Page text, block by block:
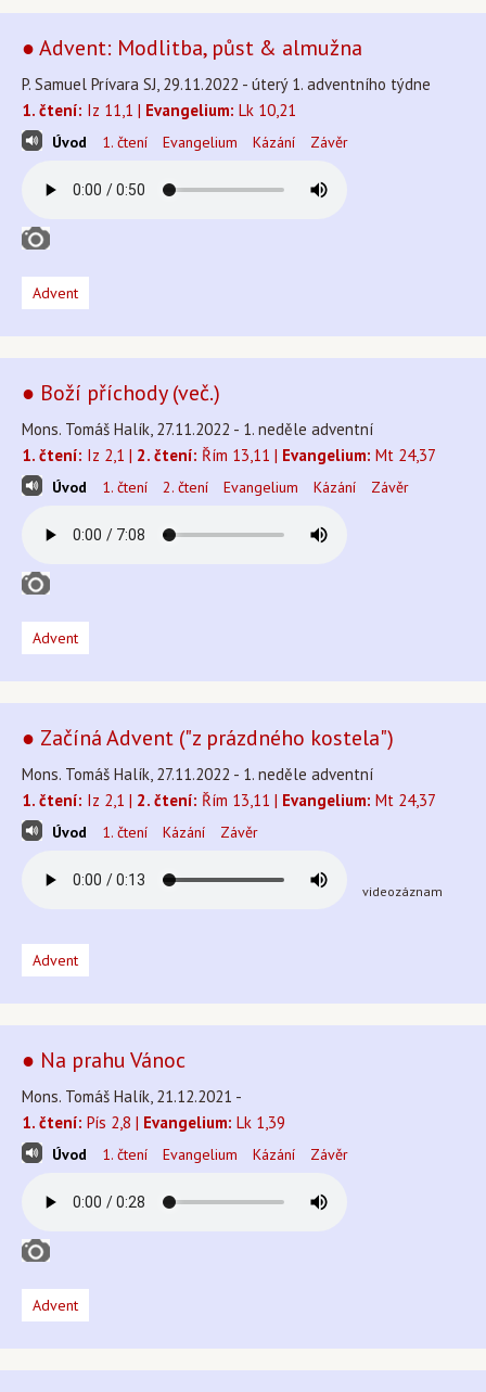
● Advent: Modlitba, půst & almužna
P. Samuel Prívara SJ, 29.11.2022 - úterý 1. adventního týdne
1. čtení: Iz 11,1 | Evangelium: Lk 10,21
Úvod 1. čtení Evangelium Kázání Závěr
Advent
● Boží příchody (več.)
Mons. Tomáš Halík, 27.11.2022 - 1. neděle adventní
1. čtení: Iz 2,1 | 2. čtení: Řím 13,11 | Evangelium: Mt 24,37
Úvod 1. čtení 2. čtení Evangelium Kázání Závěr
Advent
● Začíná Advent ("z prázdného kostela")
Mons. Tomáš Halík, 27.11.2022 - 1. neděle adventní
1. čtení: Iz 2,1 | 2. čtení: Řím 13,11 | Evangelium: Mt 24,37
Úvod 1. čtení Kázání Závěr
videozáznam
Advent
● Na prahu Vánoc
Mons. Tomáš Halík, 21.12.2021 -
1. čtení: Pís 2,8 | Evangelium: Lk 1,39
Úvod 1. čtení Evangelium Kázání Závěr
Advent